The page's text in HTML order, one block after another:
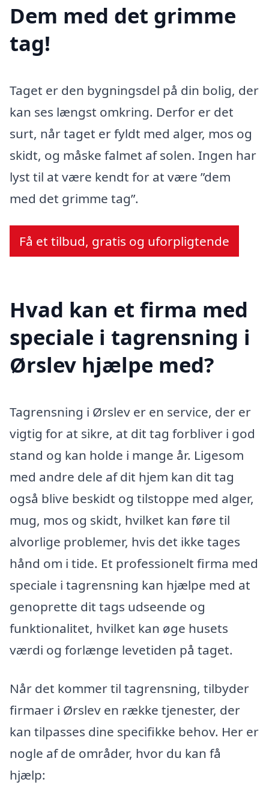
Dem med det grimme
tag!
Taget er den bygningsdel på din bolig, der
kan ses længst omkring. Derfor er det
surt, når taget er fyldt med alger, mos og
skidt, og måske falmet af solen. Ingen har
lyst til at være kendt for at være ”dem
med det grimme tag”.
Få et tilbud, gratis og uforpligtende
Hvad kan et firma med
speciale i tagrensning i
Ørslev hjælpe med?
Tagrensning i Ørslev er en service, der er
vigtig for at sikre, at dit tag forbliver i god
stand og kan holde i mange år. Ligesom
med andre dele af dit hjem kan dit tag
også blive beskidt og tilstoppe med alger,
mug, mos og skidt, hvilket kan føre til
alvorlige problemer, hvis det ikke tages
hånd om i tide. Et professionelt firma med
speciale i tagrensning kan hjælpe med at
genoprette dit tags udseende og
funktionalitet, hvilket kan øge husets
værdi og forlænge levetiden på taget.
Når det kommer til tagrensning, tilbyder
firmaer i Ørslev en række tjenester, der
kan tilpasses dine specifikke behov. Her er
nogle af de områder, hvor du kan få
hjælp: